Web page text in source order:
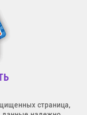
страница,